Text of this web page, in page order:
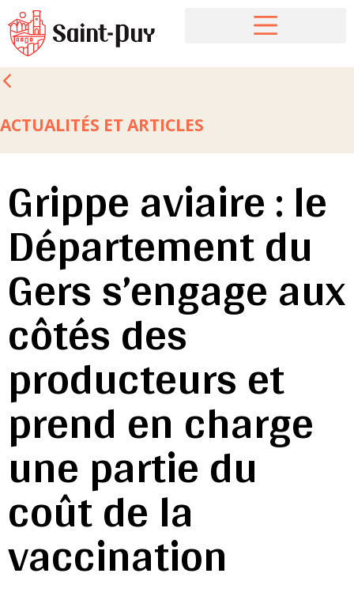
ACTUALITÉS ET ARTICLES
Grippe aviaire : le
Département du
Gers s’engage aux
côtés des
producteurs et
prend en charge
une partie du
coût de la
vaccination